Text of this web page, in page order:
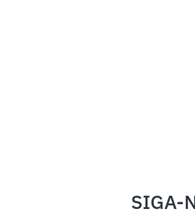
SIGA-